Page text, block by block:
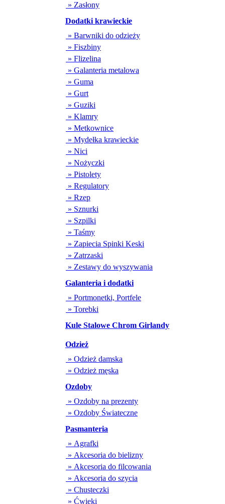
» Zasłony
Dodatki krawieckie
» Barwniki do odzieży
» Fiszbiny
» Flizelina
» Galanteria metalowa
» Guma
» Gurt
» Guziki
» Klamry
» Metkownice
» Mydełka krawieckie
» Nici
» Nożyczki
» Pistolety
» Regulatory
» Rzep
» Sznurki
» Szpilki
» Taśmy
» Zapiecia Spinki Keski
» Zatrzaski
» Zestawy do wyszywania
Galanteria i dodatki
» Portmonetki, Portfele
» Torebki
Kule Stalowe Chrom Girlandy
Odzież
» Odzież damska
» Odzież męska
Ozdoby
» Ozdoby na prezenty
» Ozdoby Świateczne
Pasmanteria
» Agrafki
» Akcesoria do bielizny
» Akcesoria do filcowania
» Akcesoria do szycia
» Chusteczki
» Ćwieki